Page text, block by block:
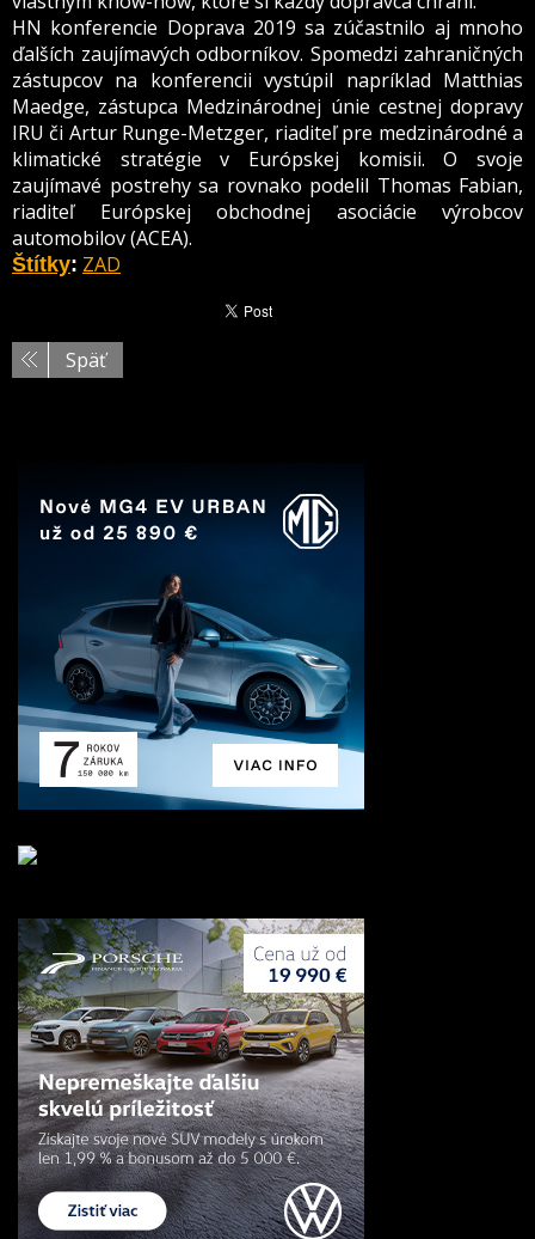
HN konferencie Doprava 2019 sa zúčastnilo aj mnoho
ďalších zaujímavých odborníkov. Spomedzi zahraničných
zástupcov na konferencii vystúpil napríklad Matthias
Maedge, zástupca Medzinárodnej únie cestnej dopravy
IRU či Artur Runge-Metzger, riaditeľ pre medzinárodné a
klimatické stratégie v Európskej komisii. O svoje
zaujímavé postrehy sa rovnako podelil Thomas Fabian,
riaditeľ Európskej obchodnej asociácie výrobcov
automobilov (ACEA).
Štítky: ZAD
Späť